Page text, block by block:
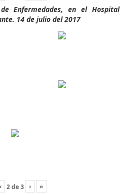
Enfermedades, en el Hospital
14 de julio del 2017
‹ 2de3 › »